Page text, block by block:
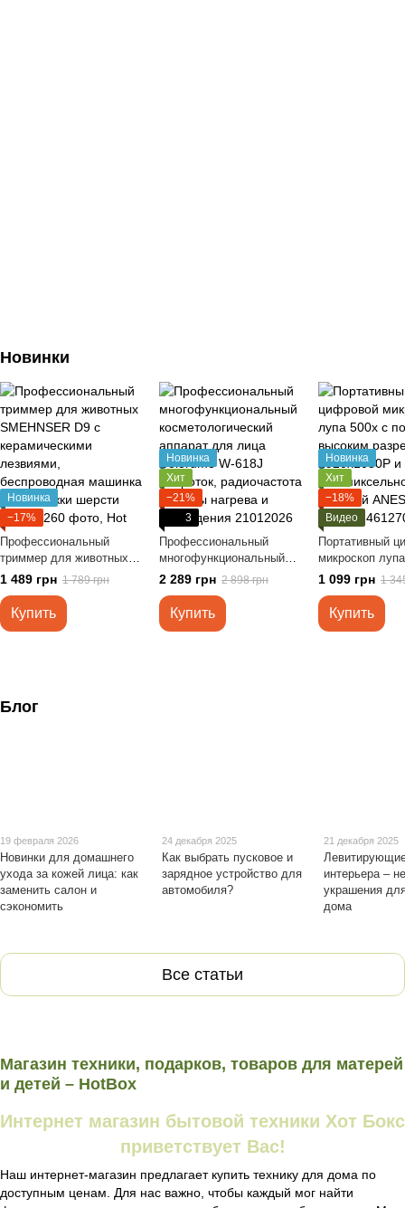
Новинки
Новинка
−17%
Профессиональный
триммер для животных
SMEHNSER D9 с
керамическими лезвиями,
беспроводная машинка
для стрижки шерсти
1 489 грн 1 789 грн
Купить
Новинка
Хит
−21%
3
Профессиональный
многофункциональный
косметологический
аппарат для лица
Colorume W-618J
микроток, радиочастота
2 289 грн 2 898 грн
Купить
Новинка
Хит
−18%
Видео
Портативный
микроскоп
подсветкой,
разрешением
и 2-
камерой
1 099 грн 1
Купить
Блог
19 февраля 2026
Новинки для домашнего
ухода за кожей лица: как
заменить салон и
сэкономить
24 декабря 2025
Как выбрать пусковое и
зарядное устройство для
автомобиля?
21 декабря 2025
интерьера –
украшения
дома
Все статьи
Магазин техники, подарков, товаров для матерей
и детей – HotBox
Интернет магазин бытовой техники Хот Бокс
приветствует Вас!
Наш интернет-магазин предлагает купить технику для дома по
доступным ценам. Для нас важно, чтобы каждый мог найти